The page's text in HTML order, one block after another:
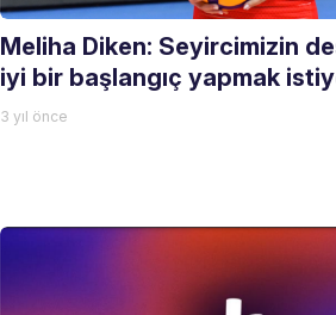
Meliha Diken: Seyircimizin
iyi bir başlangıç yapmak
3 yıl önce